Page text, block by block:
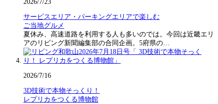
2026/7/23
サービスエリア・パーキングエリアで楽しむ
ご当地グルメ
夏休み、高速道路を利用する人も多いのでは。今回は近畿エリ
アのリビング新聞編集部の合同企画。5府県の…
2026/7/16
3D技術で本物そっくり！
レプリカをつくる博物館